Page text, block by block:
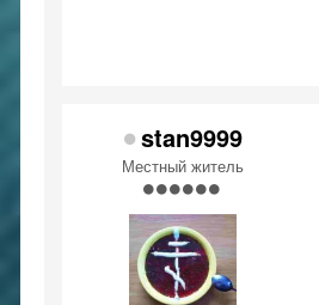
stan9999
Местный житель